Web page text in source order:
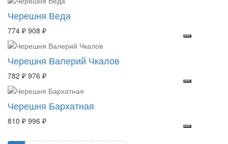
Черешня Веда
774 ₽ 908 ₽
Черешня Валерий Чкалов
782 ₽ 976 ₽
Черешня Бархатная
810 ₽ 996 ₽